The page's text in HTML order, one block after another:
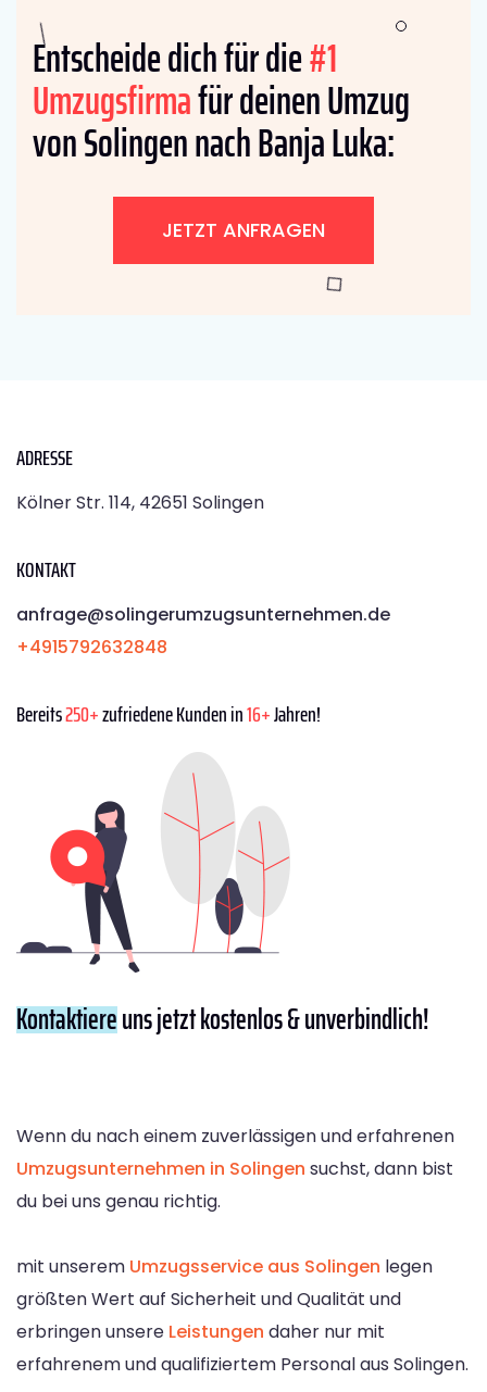
Entscheide dich für die#1
Umzugsfirmafür deinen Umzug
von Solingen nach Banja Luka:
JETZT ANFRAGEN
ADRESSE
Kölner Str. 114, 42651 Solingen
KONTAKT
anfrage@solingerumzugsunternehmen.de
+4915792632848
Bereits250+zufriedene Kunden in16+Jahren!
Kontaktiereuns jetzt kostenlos & unverbindlich!
Wenn du nach einem zuverlässigen und erfahrenen
Umzugsunternehmen in Solingen suchst, dann bist
du bei uns genau richtig.
mit unserem Umzugsservice aus Solingen legen
größten Wert auf Sicherheit und Qualität und
erbringen unsere Leistungen daher nur mit
erfahrenem und qualifiziertem Personal aus Solingen.